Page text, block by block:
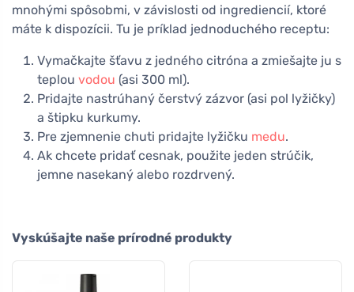
mnohými spôsobmi, v závislosti od ingrediencií, ktoré
máte k dispozícii. Tu je príklad jednoduchého receptu:
Vymačkajte šťavu z jedného citróna a zmiešajte ju s
teplou vodou (asi 300 ml).
Pridajte nastrúhaný čerstvý zázvor (asi pol lyžičky)
a štipku kurkumy.
Pre zjemnenie chuti pridajte lyžičku medu.
Ak chcete pridať cesnak, použite jeden strúčik,
jemne nasekaný alebo rozdrvený.
Vyskúšajte naše prírodné produkty